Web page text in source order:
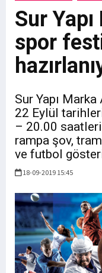
Sur
spor
Sur Yapı
22 Eylül
– 20.00
rampa şov,
ve futbol
18-09-2019 15:45